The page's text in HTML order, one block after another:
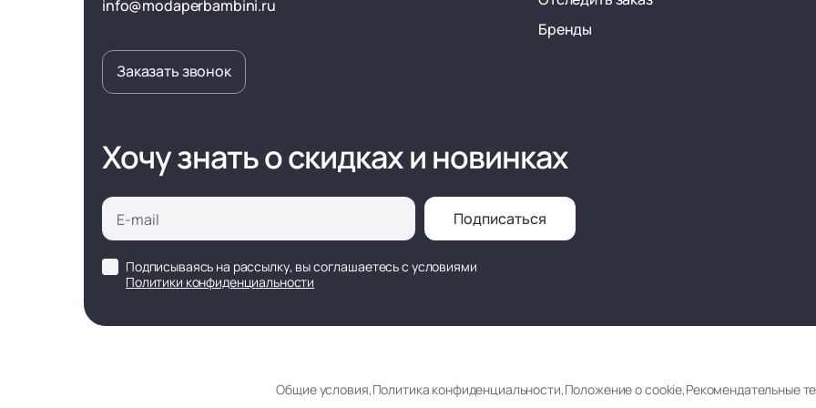
info@modaperbambini.ru
Заказать звонок
Бренды
Хочу знать о скидках и новинках
Подписаться
Подписываясь на рассылку, вы соглашаетесь с условиями
Политики конфиденциальности
Общие условия,Политика конфиденциальности,Положение о cookie,Рекомендательные